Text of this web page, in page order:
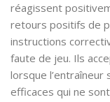
réagissent
retours positifs de
instructions
faute de jeu. Ils
lorsque
efficaces qui ne